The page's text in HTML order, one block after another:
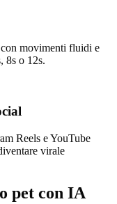
movimenti fluidi e
8s o 12s.
Reels e YouTube
virale
pet con IA